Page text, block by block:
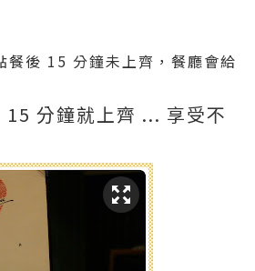
餐後 15 分鐘未上齊，餐廳會給
15 分鐘就上齊 ... 享受不